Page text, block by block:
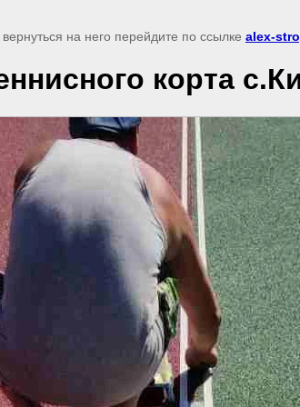
на него перейдите по ссылке alex-
корта